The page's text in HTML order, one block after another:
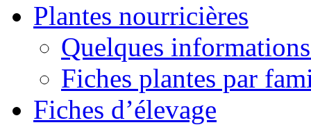
Plantes nourricières
Quelques
Fiches plantes par
Fiches d’élevage